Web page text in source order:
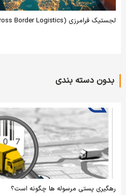
لجستیک فرامرزی (Cross Border Logistics)؛ ستون پنهان تجارت جهانی
بدون دسته بندی
رهگیری پستی مرسوله ها چگونه است؟